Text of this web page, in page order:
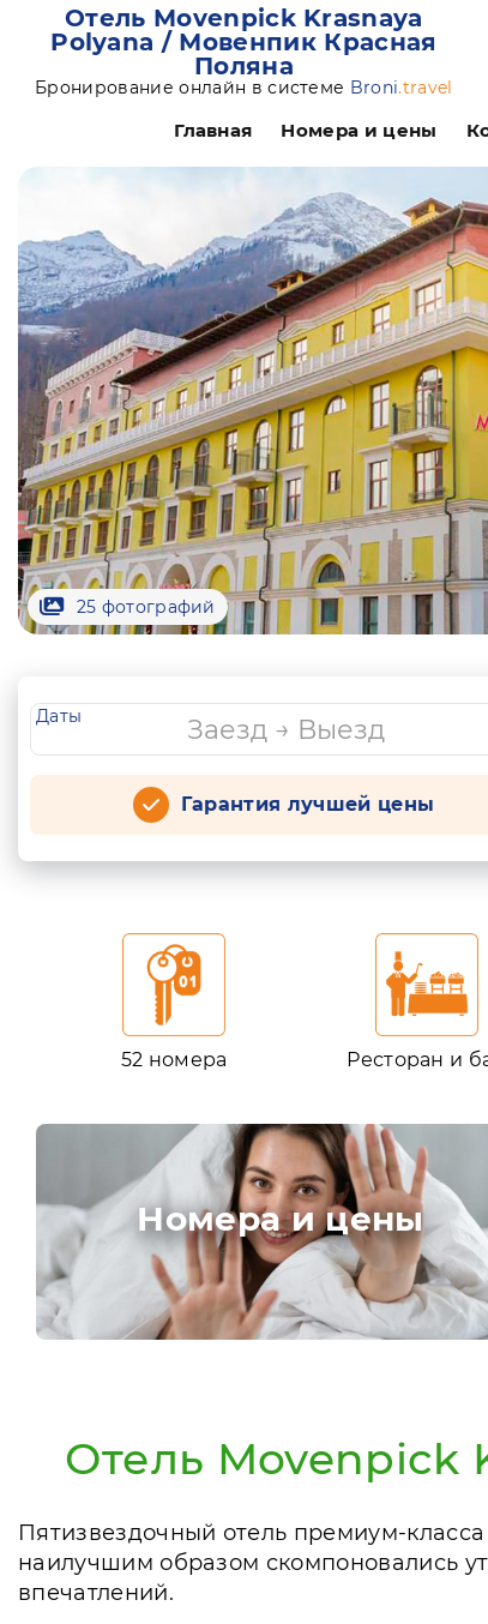
Отель Movenpick Krasnaya
Polyana / Мовенпик Красная
Поляна
Бронирование онлайн в системе Broni.travel
Главная Номера и цены
25 фотографий
Даты
Гарантия лучшей цены
52 номера Ресторан и
Номера и цены
Отель Movenpick
Пятизвездочный отель премиум-
наилучшим образом скомпоновались
впечатлений.